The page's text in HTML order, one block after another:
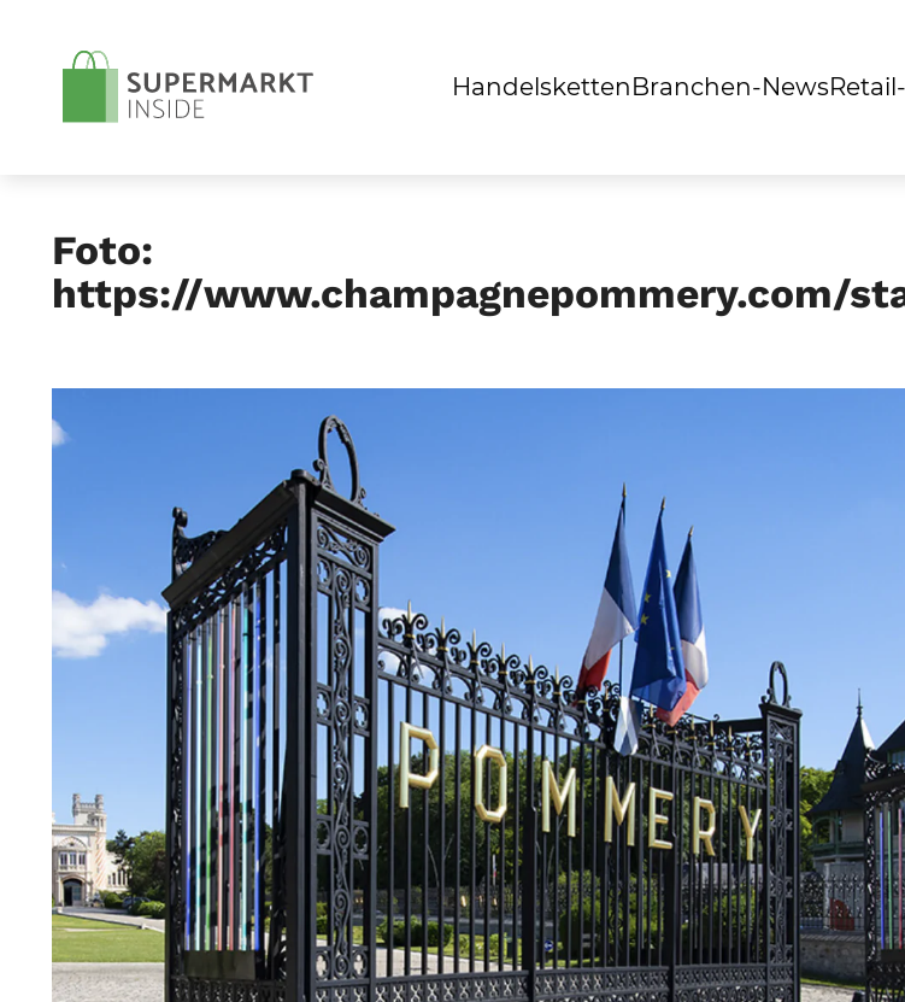
Handelsketten Branchen-News
Foto:
https://www.champagnepommery.com/